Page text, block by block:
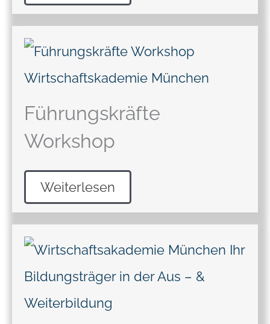
Führungskräfte
Workshop
Weiterlesen